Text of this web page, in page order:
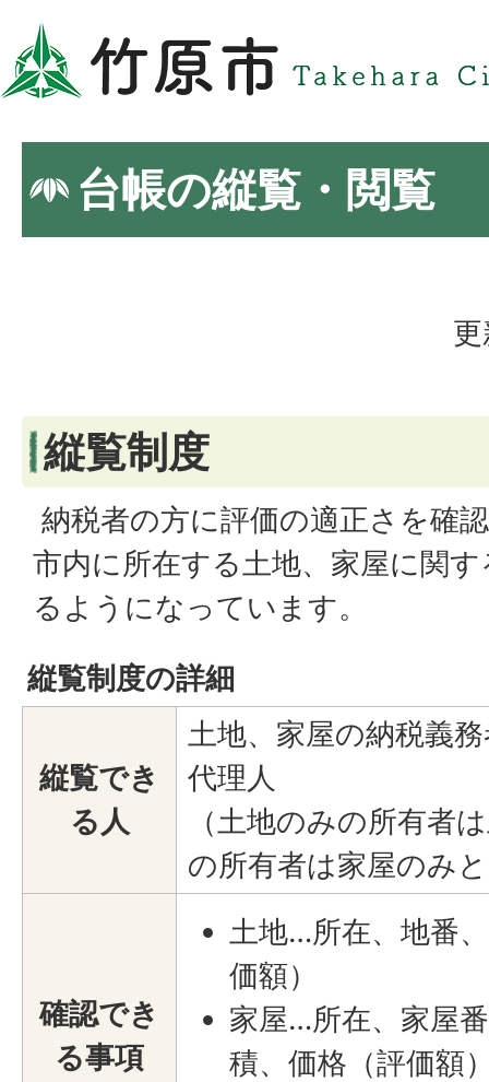
台帳の縦覧・閲覧
縦覧制度
納税者の方に評価の適正さを確
市内に所在する土地、家屋に関
るようになっています。
縦覧制度の詳細
縦覧でき
る人
土地、家屋の納税義
代理人
（土地のみの所有者
の所有者は家屋のみ
確認でき
る事項
土地…所在、地番
価額）
家屋…所在、家屋
積、価格（評価額